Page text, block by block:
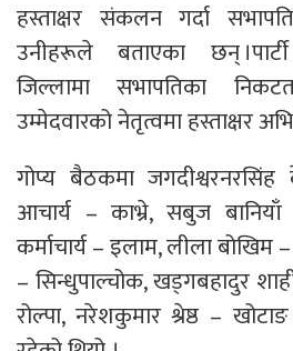
हस्ताक्षर संकलन गर्दा
उनीहरूले बताएका छन्
जिल्लामा सभापतिका
उम्मेदवारको नेतृत्वमा हस्ताक्षर
गोप्य बैठकमा
आचार्य – काभ्रे, सबुज
कर्माचार्य – इलाम, लीला बोखिम
– सिन्धुपाल्चोक, खड्गबहादुर
रोल्पा, नरेशकुमार श्रेष्ठ –